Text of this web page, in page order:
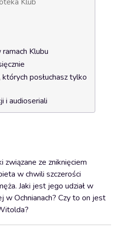
Klubu
posłuchasz tylko
i audioseriali
ze zniknięciem
w chwili szczerości
Jaki jest jego udział w
Ochnianach? Czy to on jest